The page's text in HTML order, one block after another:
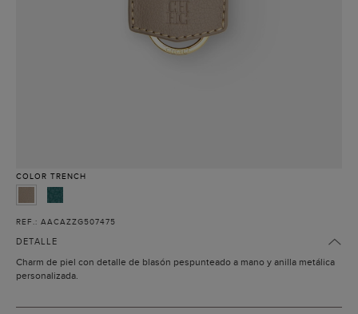
COLOR TRENCH
REF.: AACAZZG507475
DETALLE
Charm de piel con detalle de blasón pespunteado a mano y anilla metálica
personalizada.